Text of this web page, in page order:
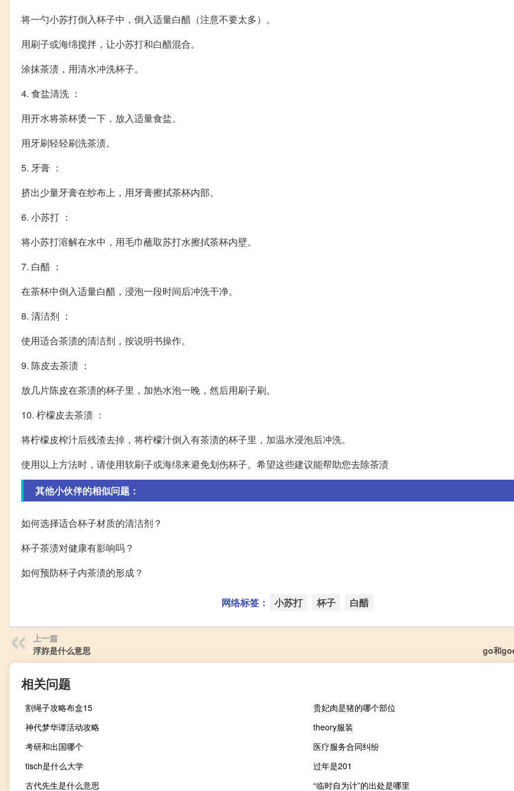
将一勺小苏打倒入杯子中，倒入适量白醋（注意不要太多）。
用刷子或海绵搅拌，让小苏打和白醋混合。
涂抹茶渍，用清水冲洗杯子。
4. 食盐清洗 ：
用开水将茶杯烫一下，放入适量食盐。
用牙刷轻轻刷洗茶渍。
5. 牙膏 ：
挤出少量牙膏在纱布上，用牙膏擦拭茶杯内部。
6. 小苏打 ：
将小苏打溶解在水中，用毛巾蘸取苏打水擦拭茶杯内壁。
7. 白醋 ：
在茶杯中倒入适量白醋，浸泡一段时间后冲洗干净。
8. 清洁剂 ：
使用适合茶渍的清洁剂，按说明书操作。
9. 陈皮去茶渍 ：
放几片陈皮在茶渍的杯子里，加热水泡一晚，然后用刷子刷。
10. 柠檬皮去茶渍 ：
将柠檬皮榨汁后残渣去掉，将柠檬汁倒入有茶渍的杯子里，加温水浸泡后冲洗。
使用以上方法时，请使用软刷子或海绵来避免划伤杯子。希望这些建议能帮助您去除茶渍
其他小伙伴的相似问题：
如何选择适合杯子材质的清洁剂？
杯子茶渍对健康有影响吗？
如何预防杯子内茶渍的形成？
网络标签： 小苏打 杯子 白醋
上一篇
浮斿是什么意思
go和
相关问题
割绳子攻略布盒15
贵妃肉是猪的哪个部位
神代梦华谭活动攻略
theory服装
考研和出国哪个
医疗服务合同纠纷
tisch是什么大学
过年是201
古代先生是什么意思
“临时自为计”的出处是哪里